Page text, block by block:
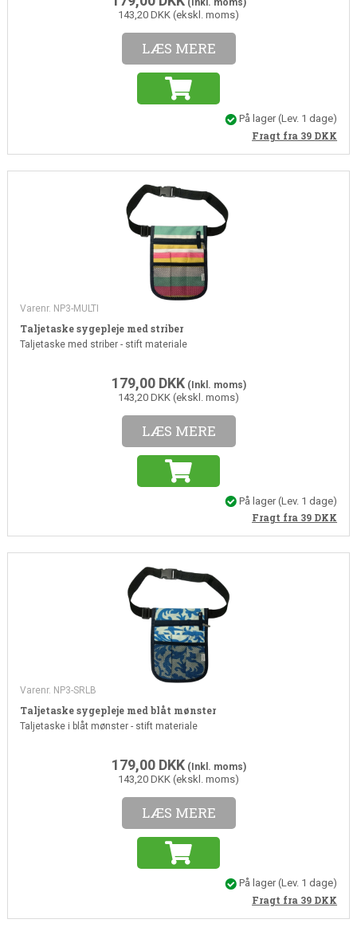
(Inkl. moms)
143,20 DKK (ekskl. moms)
LÆS MERE
På lager(Lev. 1 dage)
Fragt fra 39 DKK
Varenr. NP3-MULTI
Taljetaske sygepleje med striber
Taljetaske med striber - stift materiale
179,00 DKK(Inkl. moms)
143,20 DKK (ekskl. moms)
LÆS MERE
På lager(Lev. 1 dage)
Fragt fra 39 DKK
Varenr. NP3-SRLB
Taljetaske sygepleje med blåt mønster
Taljetaske i blåt mønster - stift materiale
179,00 DKK(Inkl. moms)
143,20 DKK (ekskl. moms)
LÆS MERE
På lager(Lev. 1 dage)
Fragt fra 39 DKK